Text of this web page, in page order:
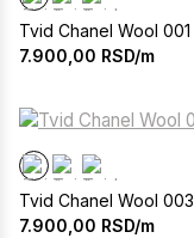
Tvid Chanel Wool 001
7.900,00 RSD/m
Tvid Chanel Wool 003
7.900,00 RSD/m